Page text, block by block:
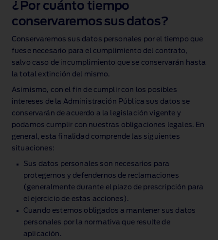
¿Por cuánto tiempo
conservaremos sus datos?
Conservaremos sus datos personales por el tiempo que
fuese necesario para el cumplimiento del contrato,
salvo caso de incumplimiento que se conservarán hasta
la total extinción del mismo.
Asimismo, con el fin de cumplir con los posibles
intereses de la Administración Pública sus datos se
conservarán de acuerdo a la legislación vigente y
podamos cumplir con nuestras obligaciones legales. En
general, esta finalidad comprende las siguientes
situaciones:
Sus datos personales son necesarios para
protegernos y defendernos de reclamaciones
(generalmente durante el plazo de prescripción para
el ejercicio de estas acciones).
Cuando estemos obligados a mantener sus datos
personales por la normativa que resulte de
aplicación.